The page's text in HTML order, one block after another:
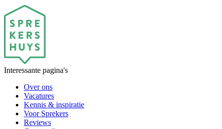
Interessante pagina's
Over ons
Vacatures
Kennis & inspiratie
Voor Sprekers
Reviews